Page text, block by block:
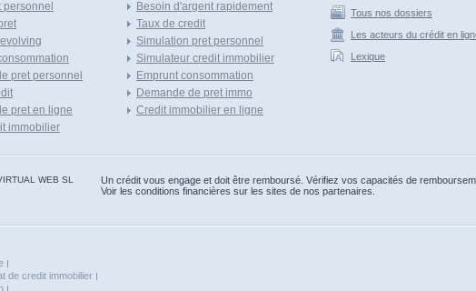
personnel
pret personnel
pret en ligne
immobilier
Besoin d'argent rapidement
Taux de credit
Simulation pret personnel
Simulateur credit immobilier
Emprunt consommation
Demande de pret immo
Credit immobilier en ligne
Tous nos dossiers
Les acteurs du crédit en
Lexique
WEB SL
Un crédit vous engage et doit être remboursé. Vérifiez vos capacités de
Voir les conditions financières sur les sites de nos partenaires.
de credit immobilier